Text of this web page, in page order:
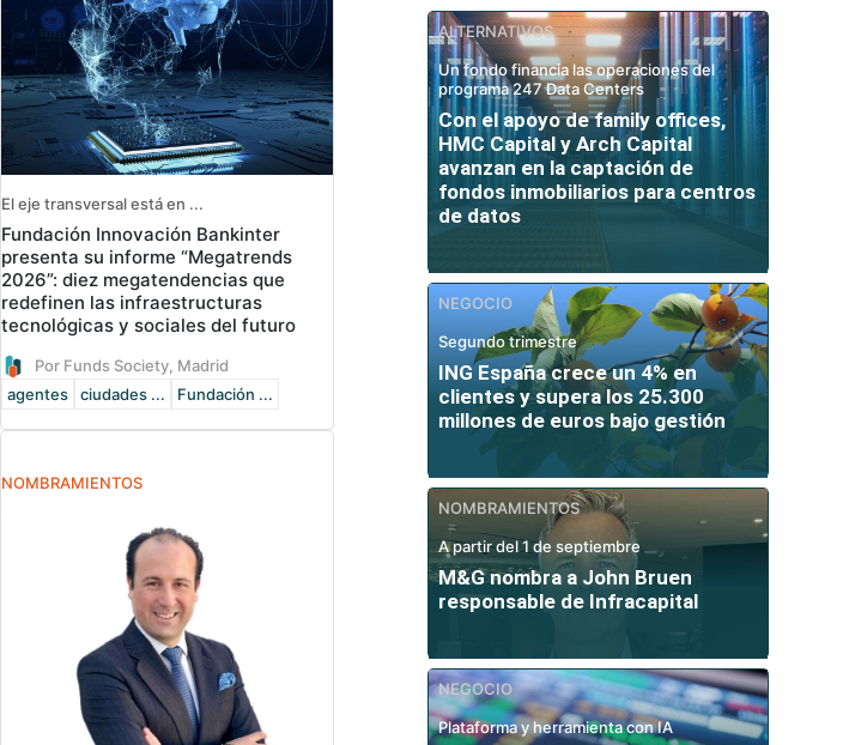
El eje transversal está en ...
Fundación Innovación Bankinter
presenta su informe “Megatrends
2026”: diez megatendencias que
redefinen las infraestructuras
tecnológicas y sociales del futuro
Por Funds Society, Madrid
agentes
ciudades ... Fundación ...
NOMBRAMIENTOS
ALTERNATIVOS
Un fondo financia las operaciones del
programa 247 Data Centers
Con el apoyo de family offices,
HMC Capital y Arch Capital
avanzan en la captación de
fondos inmobiliarios para centros
de datos
NEGOCIO
Segundo trimestre
ING España crece un 4% en
clientes y supera los 25.300
millones de euros bajo gestión
NOMBRAMIENTOS
A partir del 1 de septiembre
M&G nombra a John Bruen
responsable de Infracapital
NEGOCIO
Plataforma y herramienta con IA